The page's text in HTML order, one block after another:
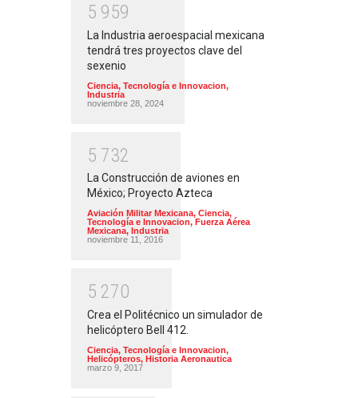
5 959
La Industria aeroespacial mexicana
tendrá tres proyectos clave del
sexenio
Ciencia, Tecnología e Innovacion,
Industria
noviembre 28, 2024
5 732
La Construcción de aviones en
México; Proyecto Azteca
Aviación Militar Mexicana, Ciencia,
Tecnología e Innovacion, Fuerza Aérea
Mexicana, Industria
noviembre 11, 2016
5 270
Crea el Politécnico un simulador de
helicóptero Bell 412.
Ciencia, Tecnología e Innovacion,
Helicópteros, Historia Aeronautica
marzo 9, 2017